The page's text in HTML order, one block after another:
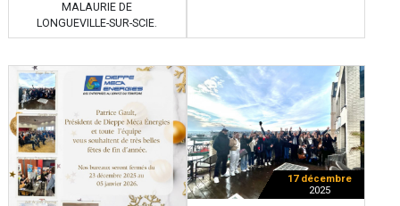
MALAURIE DE
LONGUEVILLE-SUR-SCIE.
17 décembre
2025